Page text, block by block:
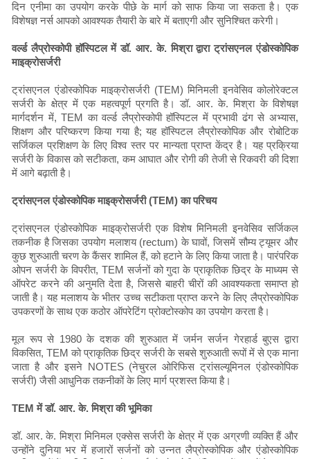
दिन एनीमा का उपयोग करके पीछे के मार्ग को साफ किया जा सकता है। एक
विशेषज्ञ नर्स आपको आवश्यक तैयारी के बारे में बताएगी और सुनिश्चित करेगी।
वर्ल्ड लैप्रोस्कोपी हॉस्पिटल में डॉ. आर. के. मिश्रा द्वारा ट्रांसएनल एंडोस्कोपिक
माइक्रोसर्जरी
ट्रांसएनल एंडोस्कोपिक माइक्रोसर्जरी (TEM) मिनिमली इनवेसिव कोलोरेक्टल
सर्जरी के क्षेत्र में एक महत्वपूर्ण प्रगति है। डॉ. आर. के. मिश्रा के विशेषज्ञ
मार्गदर्शन में, TEM का वर्ल्ड लैप्रोस्कोपी हॉस्पिटल में प्रभावी ढंग से अभ्यास,
शिक्षण और परिष्करण किया गया है; यह हॉस्पिटल लैप्रोस्कोपिक और रोबोटिक
सर्जिकल प्रशिक्षण के लिए विश्व स्तर पर मान्यता प्राप्त केंद्र है। यह प्रक्रिया
सर्जरी के विकास को सटीकता, कम आघात और रोगी की तेजी से रिकवरी की दिशा
में आगे बढ़ाती है।
ट्रांसएनल एंडोस्कोपिक माइक्रोसर्जरी (TEM) का परिचय
ट्रांसएनल एंडोस्कोपिक माइक्रोसर्जरी एक विशेष मिनिमली इनवेसिव सर्जिकल
तकनीक है जिसका उपयोग मलाशय (rectum) के घावों, जिसमें सौम्य ट्यूमर और
कुछ शुरुआती चरण के कैंसर शामिल हैं, को हटाने के लिए किया जाता है। पारंपरिक
ओपन सर्जरी के विपरीत, TEM सर्जनों को गुदा के प्राकृतिक छिद्र के माध्यम से
ऑपरेट करने की अनुमति देता है, जिससे बाहरी चीरों की आवश्यकता समाप्त हो
जाती है। यह मलाशय के भीतर उच्च सटीकता प्राप्त करने के लिए लैप्रोस्कोपिक
उपकरणों के साथ एक कठोर ऑपरेटिंग प्रोक्टोस्कोप का उपयोग करता है।
मूल रूप से 1980 के दशक की शुरुआत में जर्मन सर्जन गेरहार्ड बुएस द्वारा
विकसित, TEM को प्राकृतिक छिद्र सर्जरी के सबसे शुरुआती रूपों में से एक माना
जाता है और इसने NOTES (नेचुरल ओरिफिस ट्रांसल्यूमिनल एंडोस्कोपिक
सर्जरी) जैसी आधुनिक तकनीकों के लिए मार्ग प्रशस्त किया है।
TEM में डॉ. आर. के. मिश्रा की भूमिका
डॉ. आर. के. मिश्रा मिनिमल एक्सेस सर्जरी के क्षेत्र में एक अग्रणी व्यक्ति हैं और
उन्होंने दुनिया भर में हजारों सर्जनों को उन्नत लैप्रोस्कोपिक और एंडोस्कोपिक